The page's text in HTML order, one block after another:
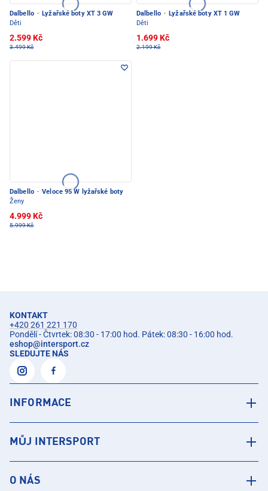
Dalbello · Lyžařské boty XT 3 GW
Děti
2.599 Kč
3.499 Kč
Dalbello · Lyžařské boty XT 1 GW
Děti
1.699 Kč
2.199 Kč
Dalbello · Veloce 95 W lyžařské boty
Ženy
4.999 Kč
5.999 Kč
KONTAKT
+420 261 221 170
Pondělí - Čtvrtek: 08:30 - 17:00 hod. Pátek: 08:30 - 16:00 hod.
eshop@intersport.cz
SLEDUJTE NÁS
INFORMACE
MŮJ INTERSPORT
O NÁS